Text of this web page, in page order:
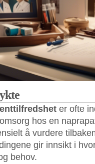
er ofte
hos en
å vurdere
gir innsikt i
behov.